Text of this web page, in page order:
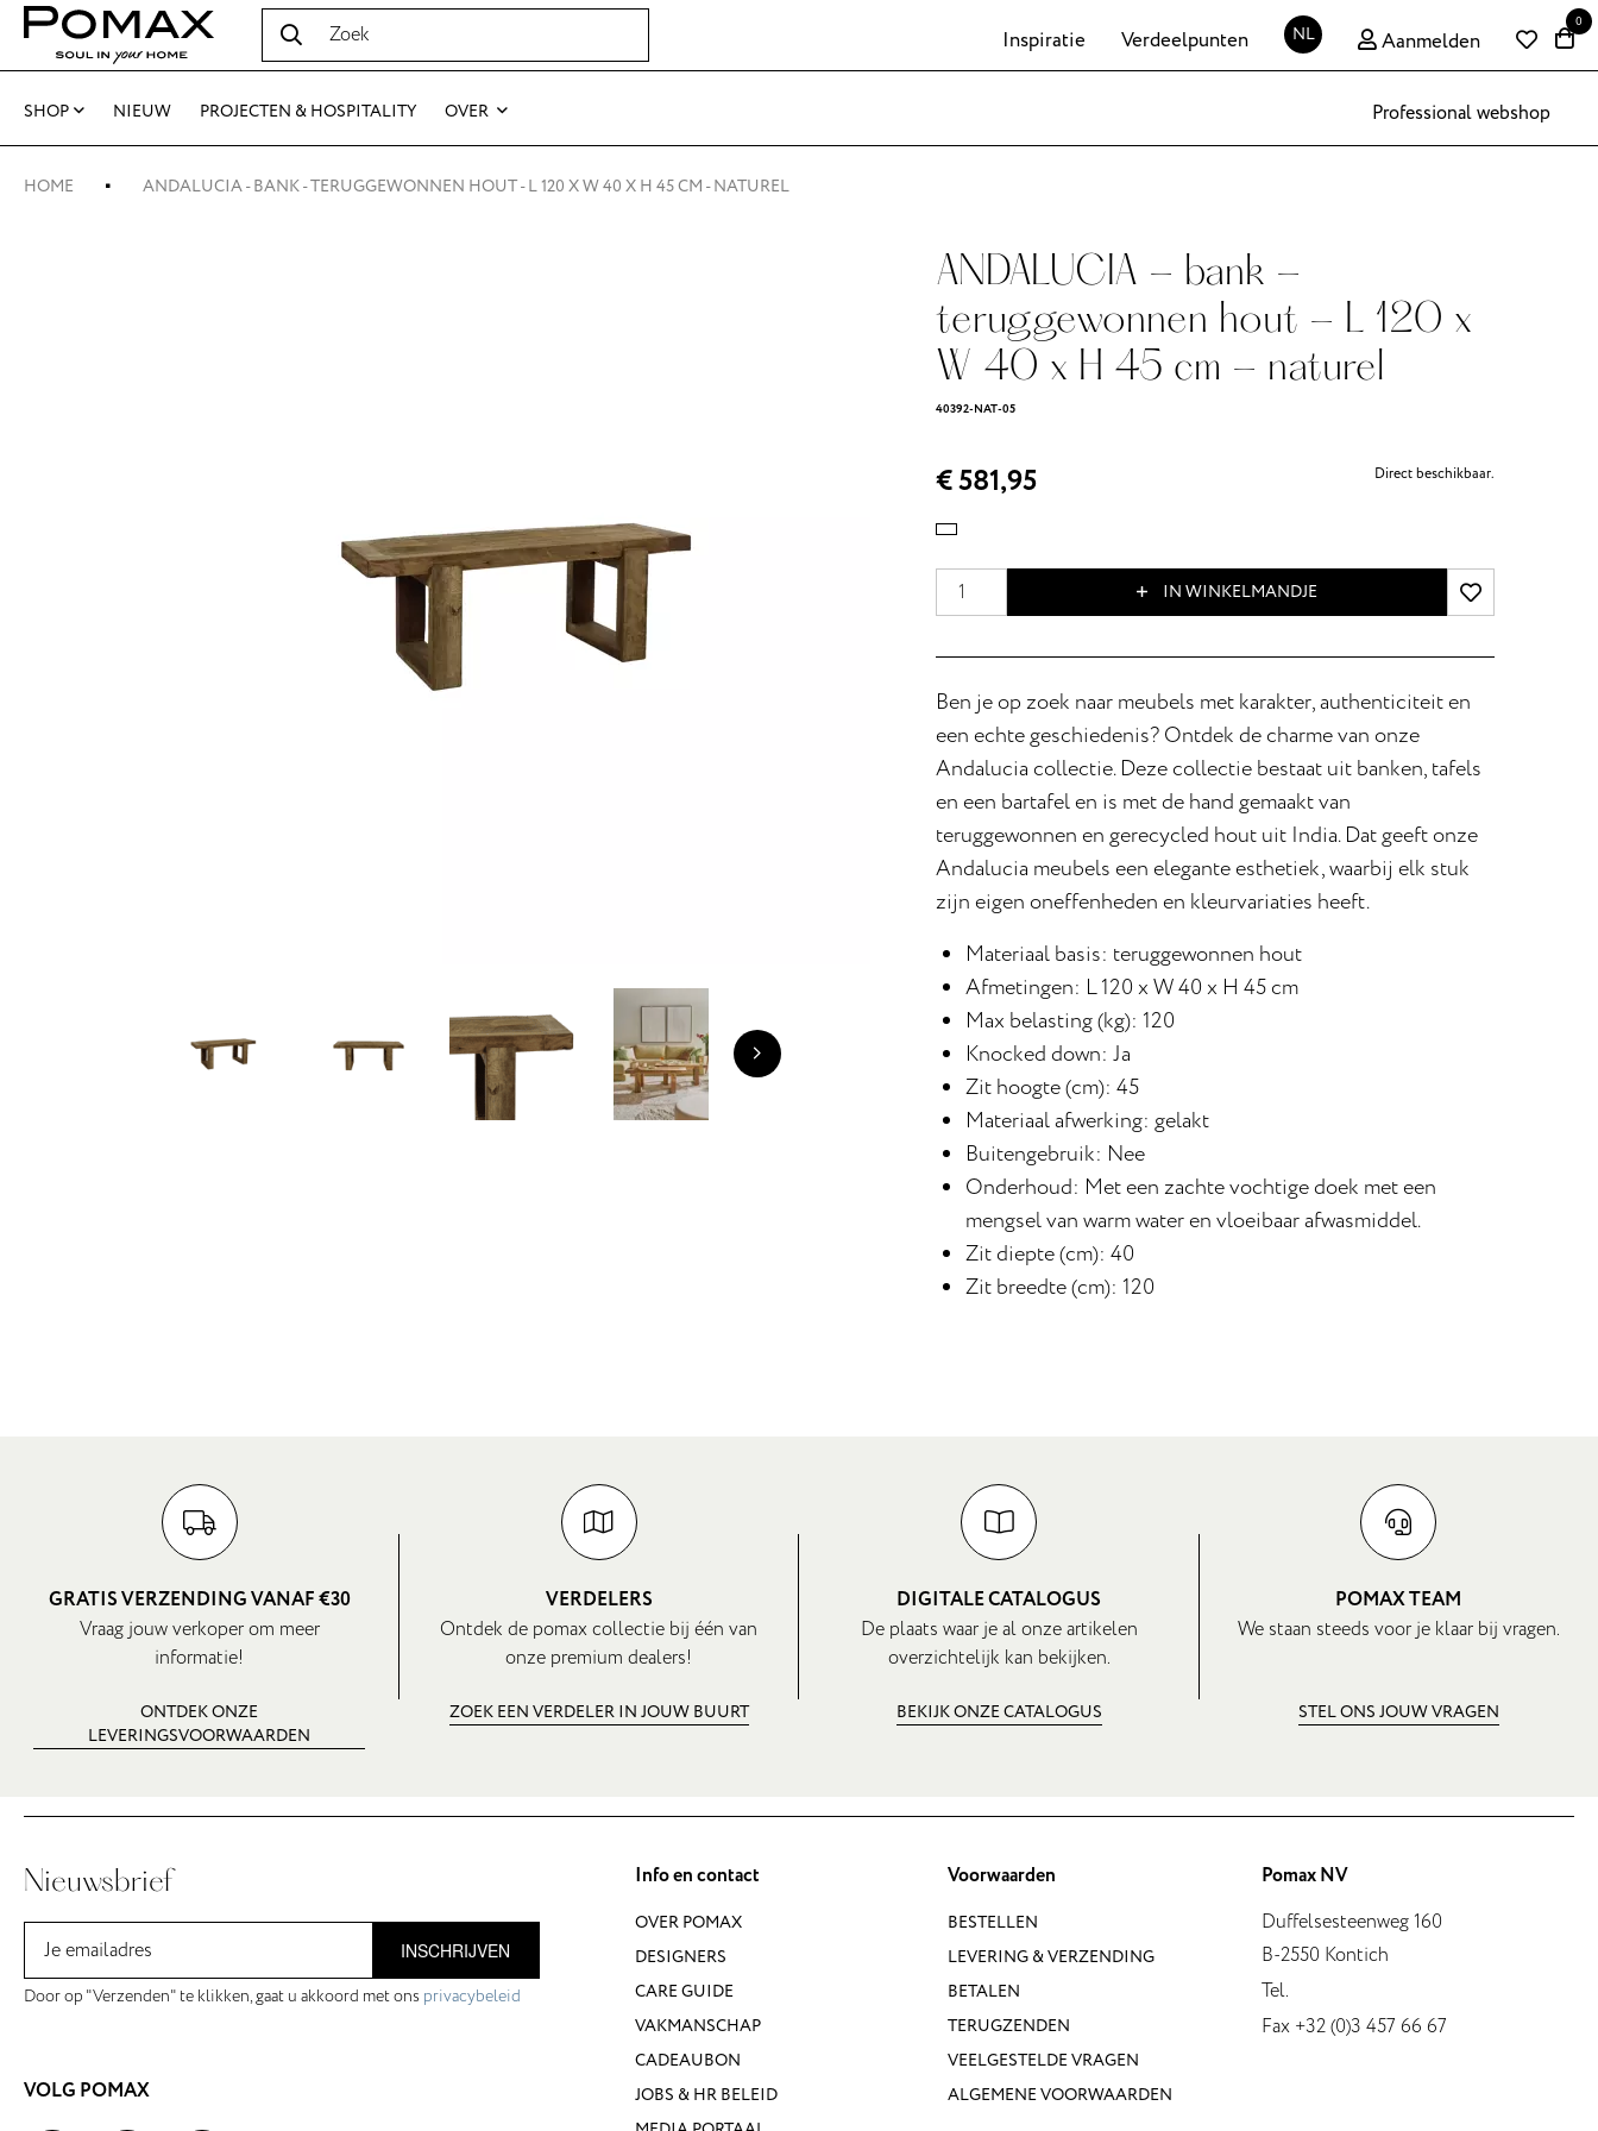
Inspiratie Verdeelpunten NL Aanmelden
0
SHOP NIEUW PROJECTEN & HOSPITALITY OVER Professional webshop
HOME ANDALUCIA - BANK - TERUGGEWONNEN HOUT - L 120 X W 40 X H 45 CM - NATUREL
ANDALUCIA - bank -
teruggewonnen hout - L 120 x
W 40 x H 45 cm - naturel
40392-NAT-05
€ 581,95 Direct beschikbaar.
IN WINKELMANDJE
Ben je op zoek naar meubels met karakter, authenticiteit en
een echte geschiedenis? Ontdek de charme van onze
Andalucia collectie. Deze collectie bestaat uit banken, tafels
en een bartafel en is met de hand gemaakt van
teruggewonnen en gerecycled hout uit India. Dat geeft onze
Andalucia meubels een elegante esthetiek, waarbij elk stuk
zijn eigen oneffenheden en kleurvariaties heeft.
Materiaal basis: teruggewonnen hout
Afmetingen: L 120 x W 40 x H 45 cm
Max belasting (kg): 120
Knocked down: Ja
Zit hoogte (cm): 45
Materiaal afwerking: gelakt
Buitengebruik: Nee
Onderhoud: Met een zachte vochtige doek met een
mengsel van warm water en vloeibaar afwasmiddel.
Zit diepte (cm): 40
Zit breedte (cm): 120
GRATIS VERZENDING VANAF €30
Vraag jouw verkoper om meer
informatie!
ONTDEK ONZE
LEVERINGSVOORWAARDEN
VERDELERS
Ontdek de pomax collectie bij één van
onze premium dealers!
ZOEK EEN VERDELER IN JOUW BUURT
DIGITALE CATALOGUS
De plaats waar je al onze artikelen
overzichtelijk kan bekijken.
BEKIJK ONZE CATALOGUS
POMAX TEAM
We staan steeds voor je klaar bij vragen.
STEL ONS JOUW VRAGEN
Nieuwsbrief
INSCHRIJVEN
Door op "Verzenden" te klikken, gaat u akkoord met ons privacybeleid
VOLG POMAX
Info en contact
OVER POMAX
DESIGNERS
CARE GUIDE
VAKMANSCHAP
CADEAUBON
JOBS & HR BELEID
Voorwaarden
BESTELLEN
LEVERING & VERZENDING
BETALEN
TERUGZENDEN
VEELGESTELDE VRAGEN
ALGEMENE VOORWAARDEN
Pomax NV
Duffelsesteenweg 160
B-2550 Kontich
Tel.
Fax +32 (0)3 457 66 67